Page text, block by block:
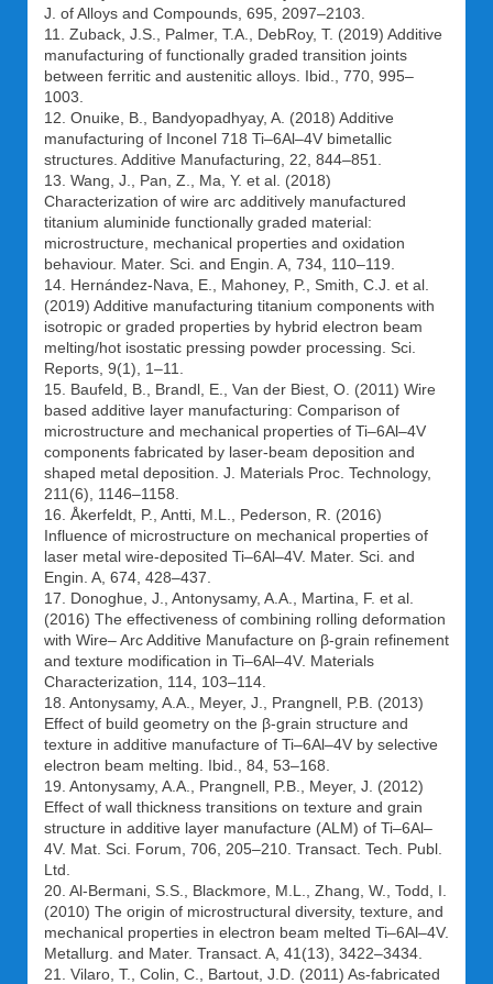
J. of Alloys and Compounds, 695, 2097–2103.
11. Zuback, J.S., Palmer, T.A., DebRoy, T. (2019) Additive
manufacturing of functionally graded transition joints
between ferritic and austenitic alloys. Ibid., 770, 995–
1003.
12. Onuike, B., Bandyopadhyay, A. (2018) Additive
manufacturing of Inconel 718 Ti–6Al–4V bimetallic
structures. Additive Manufacturing, 22, 844–851.
13. Wang, J., Pan, Z., Ma, Y. et al. (2018)
Characterization of wire arc additively manufactured
titanium aluminide functionally graded material:
microstructure, mechanical properties and oxidation
behaviour. Mater. Sci. and Engin. A, 734, 110–119.
14. Hernández-Nava, E., Mahoney, P., Smith, C.J. et al.
(2019) Additive manufacturing titanium components with
isotropic or graded properties by hybrid electron beam
melting/hot isostatic pressing powder processing. Sci.
Reports, 9(1), 1–11.
15. Baufeld, B., Brandl, E., Van der Biest, O. (2011) Wire
based additive layer manufacturing: Comparison of
microstructure and mechanical properties of Ti–6Al–4V
components fabricated by laser-beam deposition and
shaped metal deposition. J. Materials Proc. Technology,
211(6), 1146–1158.
16. Åkerfeldt, P., Antti, M.L., Pederson, R. (2016)
Influence of microstructure on mechanical properties of
laser metal wire-deposited Ti–6Al–4V. Mater. Sci. and
Engin. A, 674, 428–437.
17. Donoghue, J., Antonysamy, A.A., Martina, F. et al.
(2016) The effectiveness of combining rolling deformation
with Wire– Arc Additive Manufacture on β-grain refinement
and texture modification in Ti–6Al–4V. Materials
Characterization, 114, 103–114.
18. Antonysamy, A.A., Meyer, J., Prangnell, P.B. (2013)
Effect of build geometry on the β-grain structure and
texture in additive manufacture of Ti–6Al–4V by selective
electron beam melting. Ibid., 84, 53–168.
19. Antonysamy, A.A., Prangnell, P.B., Meyer, J. (2012)
Effect of wall thickness transitions on texture and grain
structure in additive layer manufacture (ALM) of Ti–6Al–
4V. Mat. Sci. Forum, 706, 205–210. Transact. Tech. Publ.
Ltd.
20. Al-Bermani, S.S., Blackmore, M.L., Zhang, W., Todd, I.
(2010) The origin of microstructural diversity, texture, and
mechanical properties in electron beam melted Ti–6Al–4V.
Metallurg. and Mater. Transact. A, 41(13), 3422–3434.
21. Vilaro, T., Colin, C., Bartout, J.D. (2011) As-fabricated